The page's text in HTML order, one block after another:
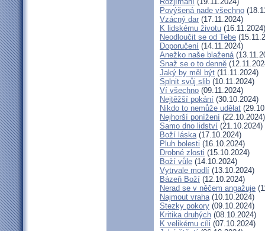
Povýšená nade všechno
Vzácný dar (17.11.2024)
K lidskému životu (16.11.2024)
Neodloučit se od Tebe
Doporučení (14.11.2024)
Anežko naše blažená
Snaž se o to denně
Jaký by měl být (11.11.2024)
Splnit svůj slib (10.11.2024)
Ví všechno (09.11.2024)
Nejtěžší pokání (30.10.2024)
Nikdo to nemůže udělat
Nejhorší ponížení (22.10.2024)
Samo dno lidství (21.10.2024)
Boží láska(17.10.2024)
Pluh bolesti (16.10.2024)
Drobné zlosti (15.10.2024)
Boží vůle (14.10.2024)
Vytrvale modlí (13.10.2024)
Bázeň Boží (12.10.2024)
Nerad se v něčem angažuje
Najmout vraha(10.10.2024)
Stezky pokory (09.10.2024)
Kritika druhých (08.10.2024)
K velikému cíli (07.10.2024)